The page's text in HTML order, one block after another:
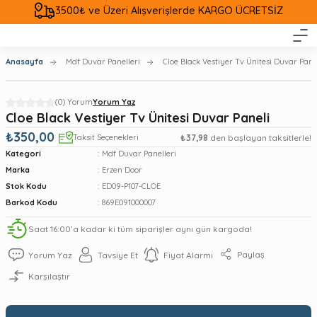
3500₺ ve Üzeri Alışverişlerde KARGO ÜCRETSİZ
Anasayfa Mdf Duvar Panelleri Cloe Black Vestiyer Tv Ünitesi Duvar
(0) YorumYorum Yaz
Cloe Black Vestiyer Tv Ünitesi Duvar Paneli
₺350,00
Taksit Seçenekleri ₺37,98 den başlayan taksitlerle!
Kategori
Mdf Duvar Panelleri
Marka
Erzen Door
Stok Kodu
ED09-P107-CLOE
Barkod Kodu
869E091000007
Saat 16:00’a kadar ki tüm siparişler aynı gün kargoda!
Yorum Yaz Tavsiye Et Fiyat Alarmı Paylaş
Karşılaştır